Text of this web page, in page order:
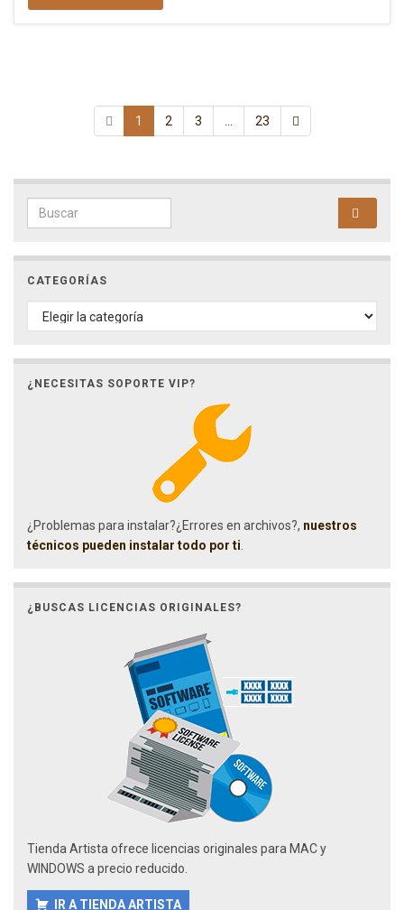
1 2 3 23
Search for:
CATEGORÍAS
CATEGORÍAS
¿NECESITAS SOPORTE VIP?
¿Problemas para instalar?¿Errores en archivos?, nuestros
técnicos pueden instalar todo por ti
¿BUSCAS LICENCIAS ORIGINALES?
Tienda Artista ofrece licencias originales para MAC y
WINDOWS a precio reducido.
IR A TIENDA ARTISTA